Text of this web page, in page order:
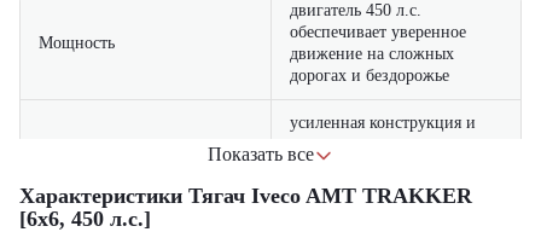
Мощность
двигатель 450 л.с.
обеспечивает уверенное
движение на сложных
дорогах и бездорожье
усиленная конструкция и
компоненты гарантируют
долгий срок службы
Показать все
Характеристики Тягач Iveco AMT TRAKKER
[6x6, 450 л.с.]